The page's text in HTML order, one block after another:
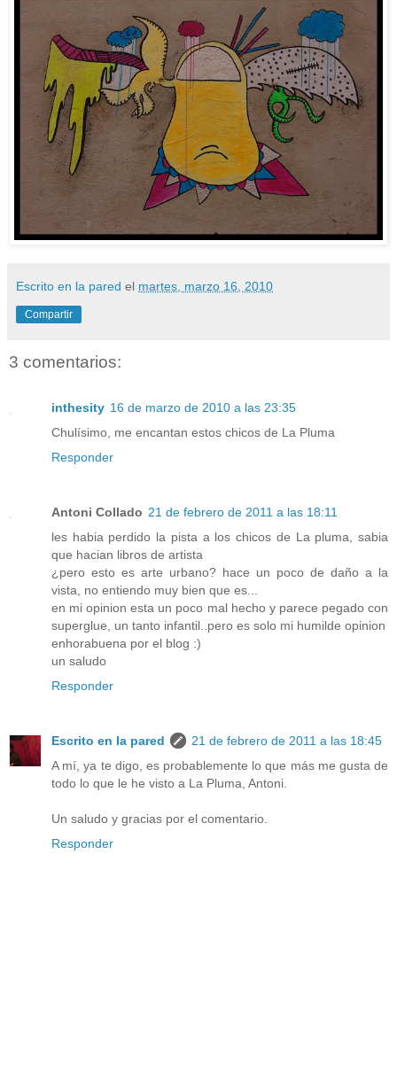
Escrito en la pared el martes, marzo 16, 2010
Compartir
3 comentarios:
inthesity 16 de marzo de 2010 a las 23:35
Chulísimo, me encantan estos chicos de La Pluma
Responder
Antoni Collado 21 de febrero de 2011 a las 18:11
les habia perdido la pista a los chicos de La pluma, sabia
que hacian libros de artista
¿pero esto es arte urbano? hace un poco de daño a la
vista, no entiendo muy bien que es...
en mi opinion esta un poco mal hecho y parece pegado con
superglue, un tanto infantil..pero es solo mi humilde opinion
enhorabuena por el blog :)
un saludo
Responder
Escrito en la pared
21 de febrero de 2011 a las 18:45
A mí, ya te digo, es probablemente lo que más me gusta de
todo lo que le he visto a La Pluma, Antoni.
Un saludo y gracias por el comentario.
Responder